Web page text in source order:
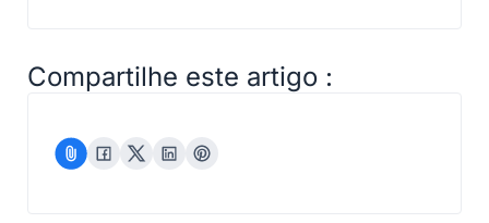
Compartilhe este artigo :